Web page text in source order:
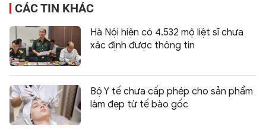
CÁC TIN KHÁC
Hà Nội hiện có 4.532 mộ liệt sĩ chưa
xác định được thông tin
Bộ Y tế chưa cấp phép cho sản phẩm
làm đẹp từ tế bào gốc